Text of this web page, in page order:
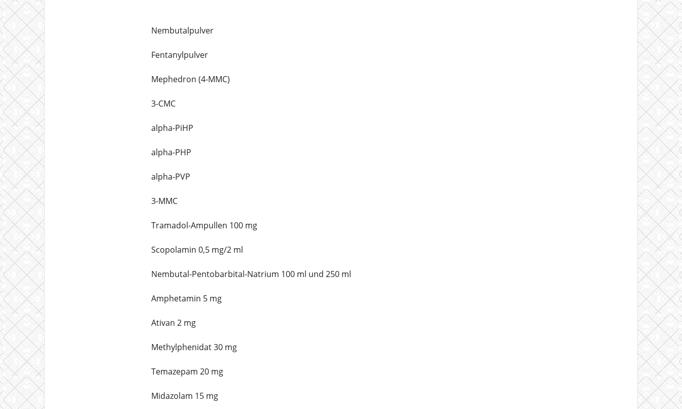
Nembutalpulver
Fentanylpulver
Mephedron (4-MMC)
3-CMC
alpha-PiHP
alpha-PHP
alpha-PVP
3-MMC
Tramadol-Ampullen 100 mg
Scopolamin 0,5 mg/2 ml
Nembutal-Pentobarbital-Natrium 100 ml und 250 ml
Amphetamin 5 mg
Ativan 2 mg
Methylphenidat 30 mg
Temazepam 20 mg
Midazolam 15 mg